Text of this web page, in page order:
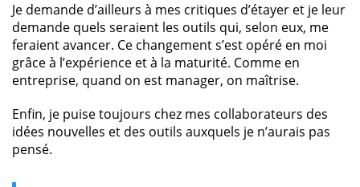
Je demande d’ailleurs à mes critiques d’étayer et je leur
demande quels seraient les outils qui, selon eux, me
feraient avancer. Ce changement s’est opéré en moi
grâce à l’expérience et à la maturité. Comme en
entreprise, quand on est manager, on maîtrise.
Enfin, je puise toujours chez mes collaborateurs des
idées nouvelles et des outils auxquels je n’aurais pas
pensé.